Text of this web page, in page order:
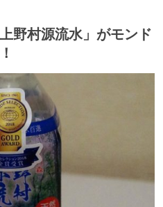
野村源流水」がモンド